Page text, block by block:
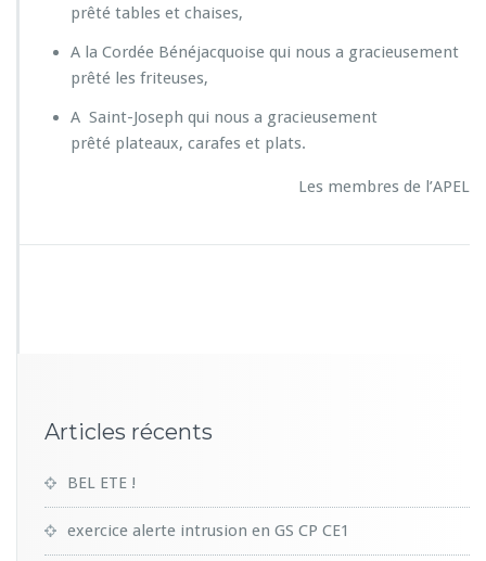
prêté tables et chaises,
A la Cordée Bénéjacquoise qui nous a gracieusement
prêté les friteuses,
A Saint-Joseph qui nous a gracieusement
prêté plateaux, carafes et plats.
Les membres de l’APEL
Articles récents
BEL ETE !
exercice alerte intrusion en GS CP CE1